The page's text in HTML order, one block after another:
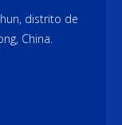
distrito de
China.